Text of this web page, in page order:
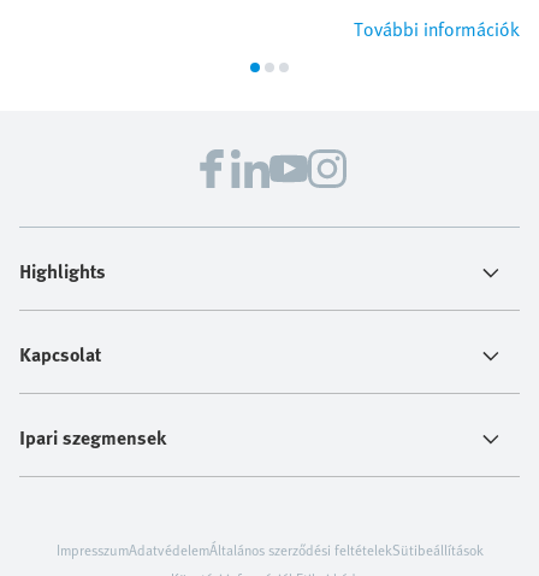
További információk
Highlights
Kapcsolat
Ipari szegmensek
ImpresszumAdatvédelemÁltalános szerződési feltételekSütibeállítások